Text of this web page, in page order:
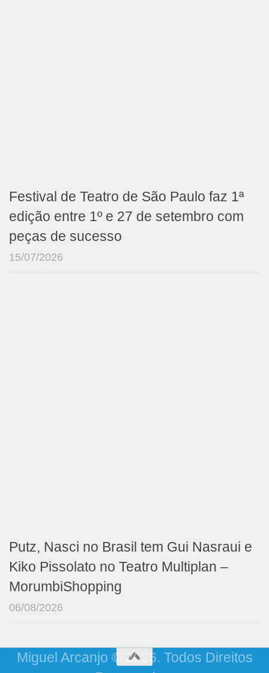
Festival de Teatro de São Paulo faz 1ª
edição entre 1º e 27 de setembro com
peças de sucesso
15/07/2026
Putz, Nasci no Brasil tem Gui Nasraui e
Kiko Pissolato no Teatro Multiplan –
MorumbiShopping
06/08/2026
Miguel Arcanjo © 2026. Todos Direitos